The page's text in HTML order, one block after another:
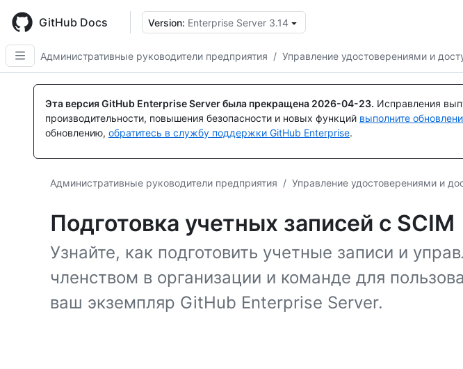
main
content
GitHub Docs Version: Enterprise Server 3.14
Административные руководители предприятия / Управление удостоверениями и
Эта версия GitHub Enterprise Server была прекращена 2026-04-23. Исправления
производительности, повышения безопасности и новых функций выполните
обновлению, обратитесь в службу поддержки GitHub Enterprise.
Административные руководители предприятия / Управление удостоверениями и
Подготовка учетных записей с SCIM
Узнайте, как подготовить учетные записи и
членством в организации и команде для
ваш экземпляр GitHub Enterprise Server.